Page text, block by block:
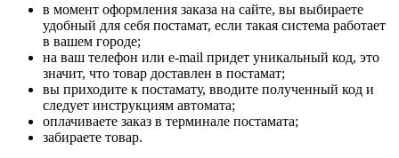
в момент оформления заказа на сайте, вы выбираете
удобный для себя постамат, если такая система работает
в вашем городе;
на ваш телефон или e-mail придет уникальный код, это
значит, что товар доставлен в постамат;
вы приходите к постамату, вводите полученный код и
следует инструкциям автомата;
оплачиваете заказ в терминале постамата;
забираете товар.